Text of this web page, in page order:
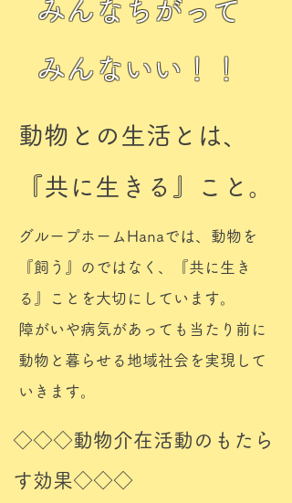
​みんなちがって
​みんないい！！
動物との生活とは、
『共に生きる』こと。
グループホームHanaでは、動物を
『飼う』のではなく、『共に生き
る』ことを大切にしています。
​障がいや病気があっても当たり前に
動物と暮らせる地域社会を実現して
いきます。
​◇◇◇動物介在活動のもたら
す効果◇◇◇